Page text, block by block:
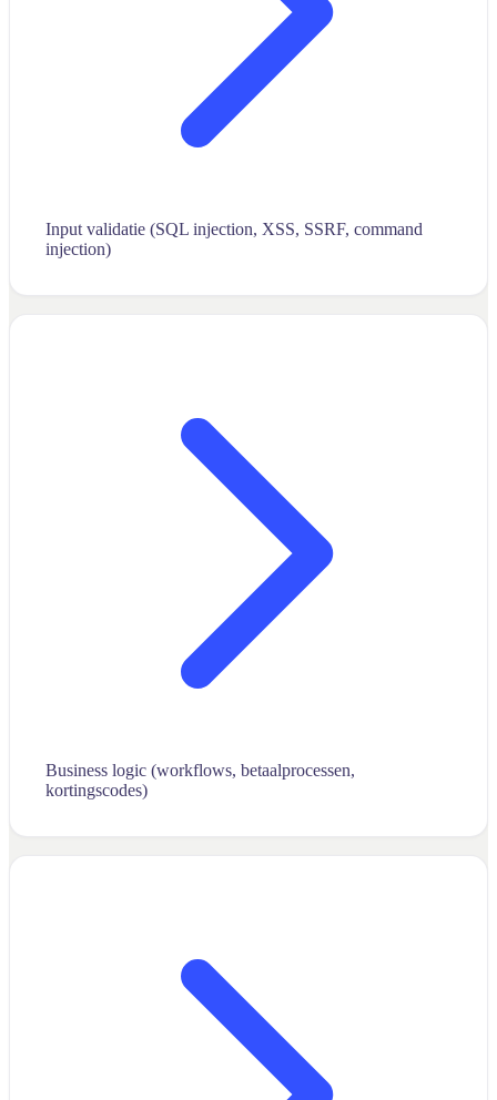
Input validatie (SQL injection, XSS, SSRF, command
injection)
Business logic (workflows, betaalprocessen,
kortingscodes)